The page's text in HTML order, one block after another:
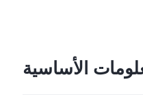
الأساسية